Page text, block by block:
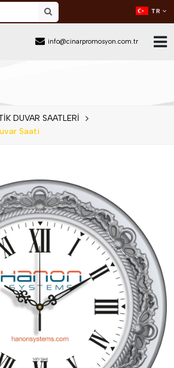
info@cinarpromosyon.com.tr
TR
DUVAR SAATLERİ
Saati